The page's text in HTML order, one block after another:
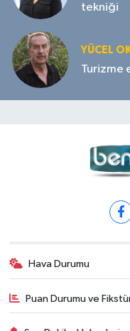
tekniği
YÜCEL
Turizme
Hava Durumu
Puan Durumu ve